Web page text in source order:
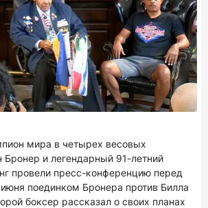
мира в четырех весовых
Бронер и легендарный 91-летний
провели пресс-конференцию перед
поединком Бронера против Билла
боксер рассказал о своих планах